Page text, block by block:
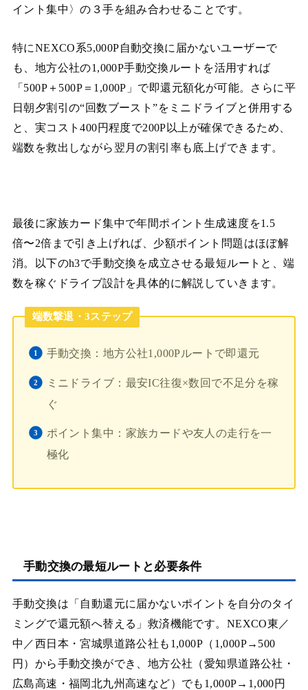
イント集中〉の３手を組み合わせることです。
特にNEXCO系5,000P自動交換に届かないユーザーで
も、地方公社の1,000P手動交換ルートを活用すれば
「500P＋500P＝1,000P」で即還元額化が可能。さらに平
日朝夕割引の“回数ブースト”をミニドライブと併用する
と、実コスト400円程度で200P以上が確保できるため、
端数を救出しながら翌月の割引率も底上げできます。
最後に家族カード集中で年間ポイント生成速度を1.5
倍〜2倍まで引き上げれば、少額ポイント問題はほぼ解
消。以下のh3で手動交換を成立させる最短ルートと、端
数を稼ぐドライブ設計を具体的に解説していきます。
端数撃退・3ステップ
手動交換：地方公社1,000Pルートで即還元
ミニドライブ：最安IC往復×数回で不足分を稼
ぐ
ポイント集中：家族カードや友人の走行を一
極化
手動交換の最短ルートと必要条件
手動交換は「自動還元に届かないポイントを自分のタイ
ミングで還元額へ替える」救済機能です。NEXCO東／
中／西日本・宮城県道路公社も1,000P（1,000P→500
円）から手動交換ができ、地方公社（愛知県道路公社・
広島高速・福岡北九州高速など）でも1,000P→1,000円